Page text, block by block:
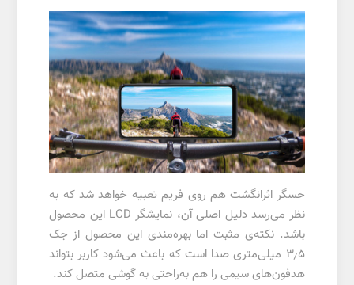
حسگر اثرانگشت هم روی فریم تعبیه خواهد شد که به
نظر می‌رسد دلیل اصلی آن، نمایشگر LCD این محصول
باشد. نکته‌ی مثبت اما بهره‌مندی این محصول از جک
۳٫۵ میلی‌متری صدا است که باعث می‌شود کاربر بتواند
هدفون‌های سیمی را هم به‌راحتی به گوشی متصل کند.